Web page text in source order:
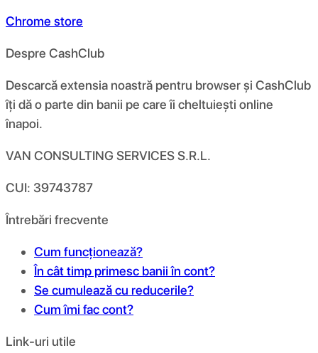
Chrome store
Despre CashClub
Descarcă extensia noastră pentru browser și CashClub
îți dă o parte din banii pe care îi cheltuiești online
înapoi.
VAN CONSULTING SERVICES S.R.L.
CUI: 39743787
Întrebări frecvente
Cum funcționează?
În cât timp primesc banii în cont?
Se cumulează cu reducerile?
Cum îmi fac cont?
Link-uri utile